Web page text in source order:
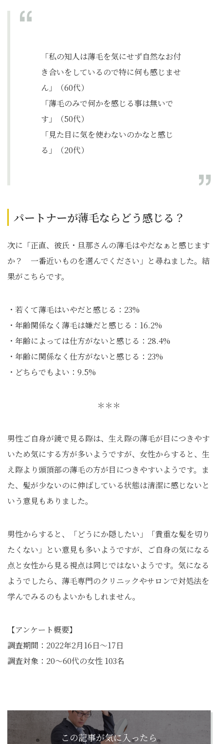
「私の知人は薄毛を気にせず自然なお付
き合いをしているので特に何も感じませ
ん」（60代）
「薄毛のみで何かを感じる事は無いで
す」（50代）
「見た目に気を使わないのかなと感じ
る」（20代）
パートナーが薄毛ならどう感じる？
次に「正直、彼氏・旦那さんの薄毛はやだなぁと感じます
か？ 一番近いものを選んでください」と尋ねました。結
果がこちらです。
・若くて薄毛はいやだと感じる：23%
・年齢関係なく薄毛は嫌だと感じる：16.2%
・年齢によっては仕方がないと感じる：28.4%
・年齢に関係なく仕方がないと感じる：23%
・どちらでもよい：9.5%
＊＊＊
男性ご自身が鏡で見る際は、生え際の薄毛が目につきやす
いため気にする方が多いようですが、女性からすると、生
え際より頭頂部の薄毛の方が目につきやすいようです。ま
た、髪が少ないのに伸ばしている状態は清潔に感じないと
いう意見もありました。
男性からすると、「どうにか隠したい」「貴重な髪を切り
たくない」とい意見も多いようですが、ご自身の気になる
点と女性から見る視点は同じではないようです。気になる
ようでしたら、薄毛専門のクリニックやサロンで対処法を
学んでみるのもよいかもしれません。
【アンケート概要】
調査期間：2022年2月16日〜17日
調査対象：20〜60代の女性 103名
この記事が気に入ったら